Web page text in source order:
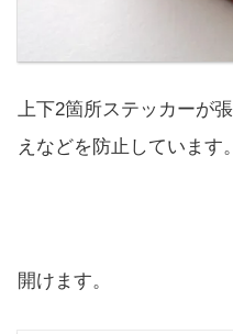
上下2箇所ステッカーが
えなどを防止しています。
開けます。